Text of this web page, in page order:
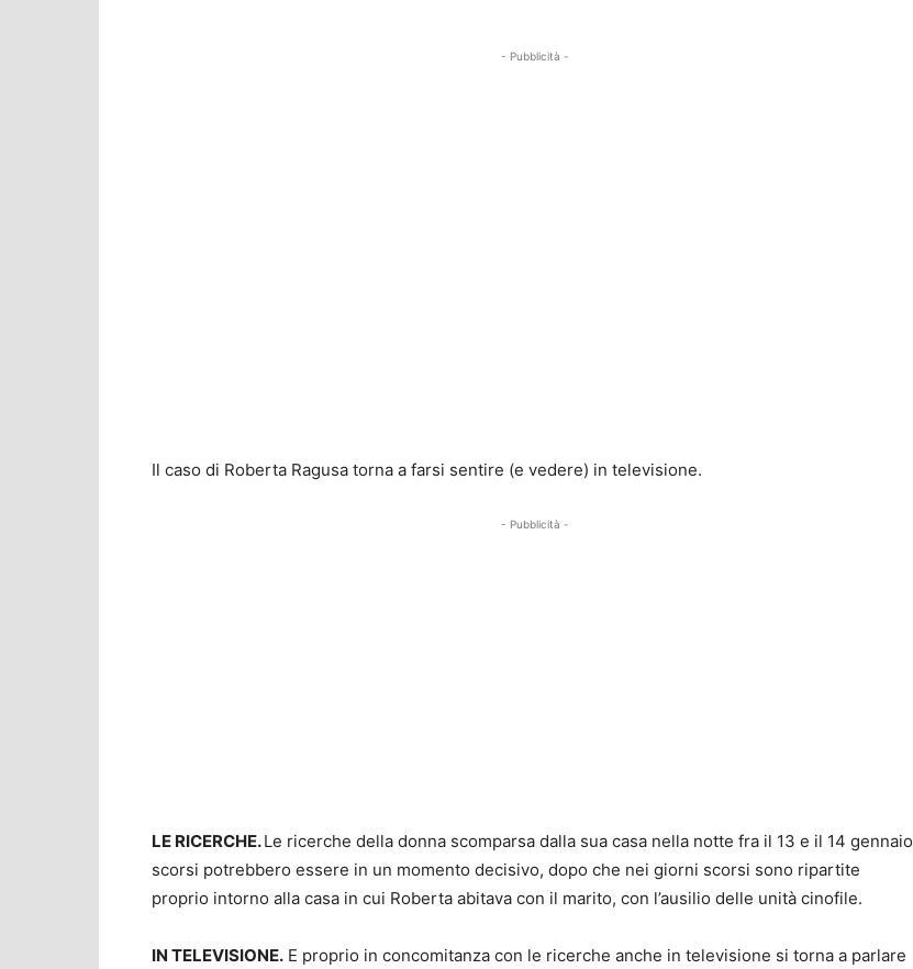
- Pubblicità -
Il caso di Roberta Ragusa torna a farsi sentire (e vedere) in televisione.
- Pubblicità -
LE RICERCHE.Le ricerche della donna scomparsa dalla sua casa nella notte fra il 13 e il 14 gennaio
scorsi potrebbero essere in un momento decisivo, dopo che nei giorni scorsi sono ripartite
proprio intorno alla casa in cui Roberta abitava con il marito, con l’ausilio delle unità cinofile.
IN TELEVISIONE. E proprio in concomitanza con le ricerche anche in televisione si torna a parlare